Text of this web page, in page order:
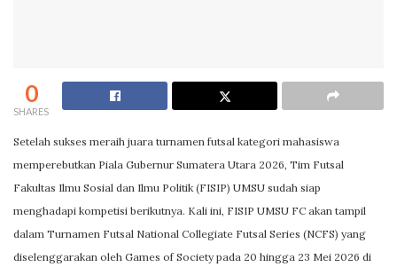
0
SHARES
Setelah sukses meraih juara turnamen futsal kategori mahasiswa
memperebutkan Piala Gubernur Sumatera Utara 2026, Tim Futsal
Fakultas Ilmu Sosial dan Ilmu Politik (FISIP) UMSU sudah siap
menghadapi kompetisi berikutnya. Kali ini, FISIP UMSU FC akan tampil
dalam Turnamen Futsal National Collegiate Futsal Series (NCFS) yang
diselenggarakan oleh Games of Society pada 20 hingga 23 Mei 2026 di